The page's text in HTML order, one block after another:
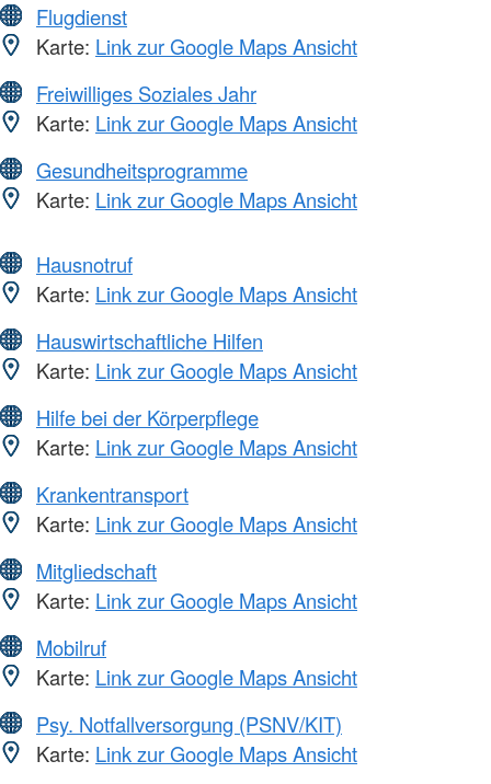
Flugdienst
Karte: Link zur Google Maps Ansicht
Freiwilliges Soziales Jahr
Karte: Link zur Google Maps Ansicht
Gesundheitsprogramme
Karte: Link zur Google Maps Ansicht
Hausnotruf
Karte: Link zur Google Maps Ansicht
Hauswirtschaftliche Hilfen
Karte: Link zur Google Maps Ansicht
Hilfe bei der Körperpflege
Karte: Link zur Google Maps Ansicht
Krankentransport
Karte: Link zur Google Maps Ansicht
Mitgliedschaft
Karte: Link zur Google Maps Ansicht
Mobilruf
Karte: Link zur Google Maps Ansicht
Psy. Notfallversorgung (PSNV/KIT)
Karte: Link zur Google Maps Ansicht